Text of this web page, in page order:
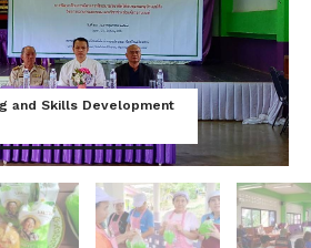
and Skills Development